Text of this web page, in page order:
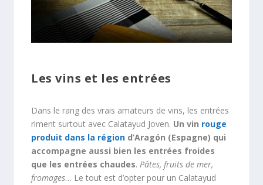
Les vins et les entrées
Dans le rang des vrais amateurs de vins, les entrées
riment surtout avec Calatayud Joven. Un vin rouge
produit dans la région d’Aragón (Espagne) qui
accompagne aussi bien les entrées froides
que les entrées chaudes.Pâtes, fruits de mer,
fromages… Le tout est d’opter pour un Calatayud